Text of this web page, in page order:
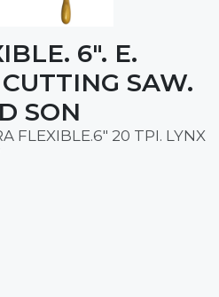
6". E.
SAW.
SON
FLEXIBLE.6" 20 TPI. LYNX